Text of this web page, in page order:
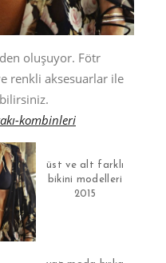
oluşuyor. Fötr
renkli aksesuarlar ile
üst ve alt farklı
bikini modelleri
2015